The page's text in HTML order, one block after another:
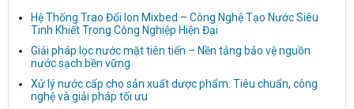
Hệ Thống Trao Đổi Ion Mixbed – Công Nghệ Tạo Nước Siêu
Tinh Khiết Trong Công Nghiệp Hiện Đại
Giải pháp lọc nước mặt tiên tiến – Nền tảng bảo vệ nguồn
nước sạch bền vững
Xử lý nước cấp cho sản xuất dược phẩm: Tiêu chuẩn, công
nghệ và giải pháp tối ưu